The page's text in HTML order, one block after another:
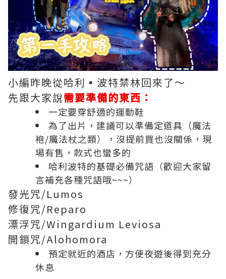
小編昨晚從哈利▪波特禁林回來了～
先跟大家說需要準備的東西：
一定要穿舒適的運動鞋
為了出片，建議可以準備定道具（魔法
袍/魔法杖之類），沒提前買也沒關係，現
場有售，款式也蠻多的
哈利波特的基礎必備咒語（歡迎大家留
言補充各種咒語哦~~~）
發光咒/Lumos
修復咒/Reparo
漂浮咒/Wingardium Leviosa
開鎖咒/Alohomora
預定就近的酒店，方便夜遊後得到充分
休息